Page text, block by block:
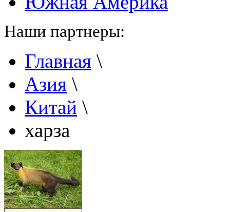
Наши партнеры:
Главная \
Азия \
Китай \
харза